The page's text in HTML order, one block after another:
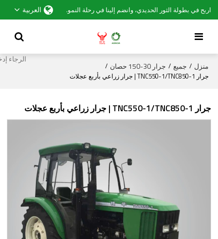
اربح في بطولة الثور الحديدي، وانضم إلينا في رحلة النمو. العربية
منزل / جميع / جرار 30-150 حصان
/
جرار TNC550-1/TNC850-1 | جرار زراعي بأربع عجلات
جرار TNC550-1/TNC850-1 | جرار زراعي بأربع عجلات